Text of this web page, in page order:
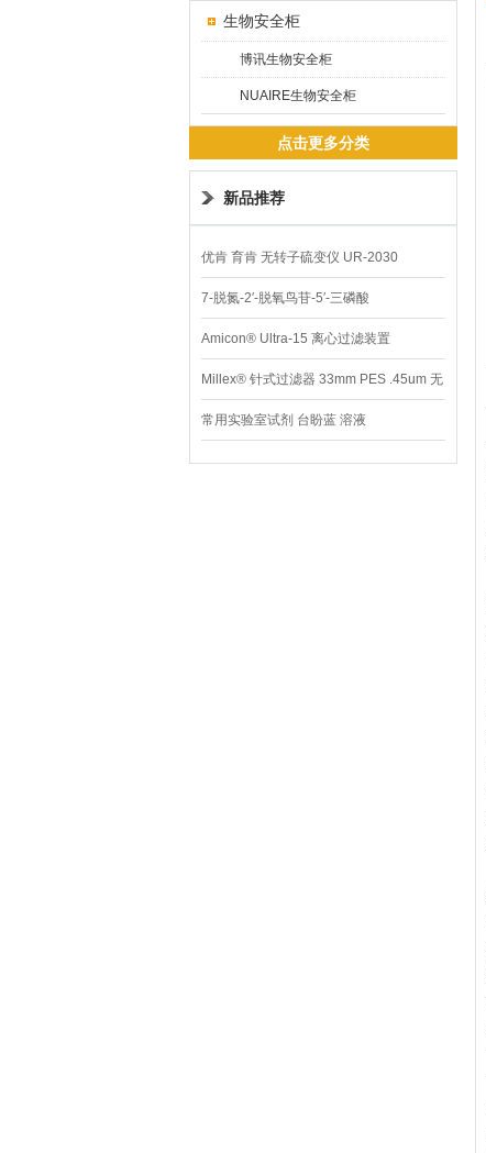
生物安全柜
博讯生物安全柜
NUAIRE生物安全柜
点击更多分类
新品推荐
优肯 育肯 无转子硫变仪 UR-2030
7-脱氮-2′-脱氧鸟苷-5′-三磷酸
Amicon® Ultra-15 离心过滤装置
Millex® 针式过滤器 33mm PES .45um 无
菌
常用实验室试剂 台盼蓝 溶液